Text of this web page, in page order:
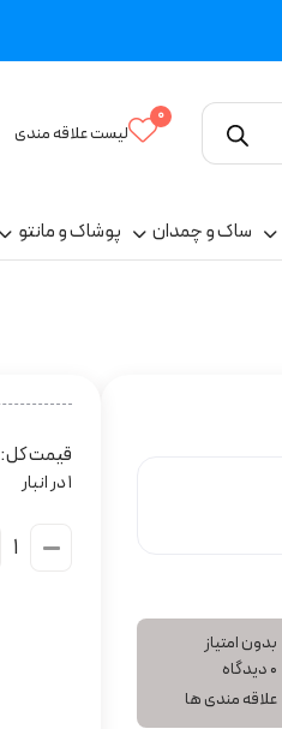
0
لیست علاقه مندی
ساک و چمدان پوشاک و مانتو
بدون امتیاز
۰ دیدگاه
علاقه مندی ها
قیمت کل:
1 در انبار